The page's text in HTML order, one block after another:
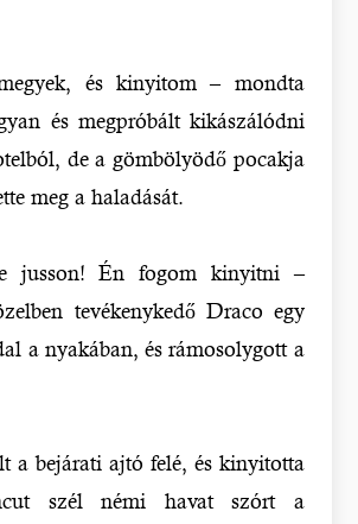
és kinyitom – mondta
és megpróbált kikászálódni
de a gömbölyödő pocakja
meg a haladását.
jusson! Én fogom kinyitni –
tevékenykedő Draco egy
a nyakában, és rámosolygott a
a bejárati ajtó felé, és kinyitotta
szél némi havat szórt a